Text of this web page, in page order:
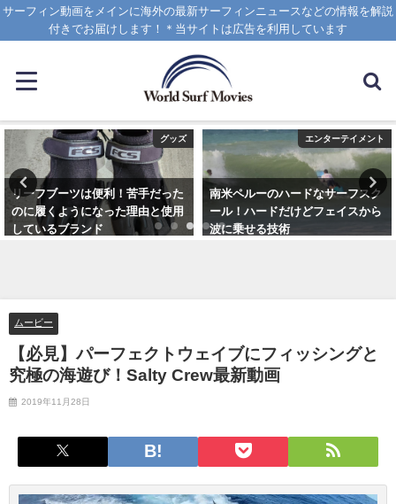
サーフィン動画をメインに海外の最新サーフィンニュースなどの情報を解説
付きでお届けします！＊当サイトは広告を利用しています
グッズ
リーフブーツは便利！苦手だった
のに履くようになった理由と使用
しているブランド
エンターテイメント
南米ペルーのハードなサーフスク
ール！ハードだけどフェイスから
波に乗せる技術
ムービー
【必見】パーフェクトウェイブにフィッシングと
究極の海遊び！Salty Crew最新動画
2019年11月28日